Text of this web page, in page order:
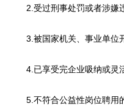
2.受过刑事处罚或者涉嫌违
3.被国家机关、事业单位开
4.已享受完企业吸纳或灵活
5.不符合公益性岗位聘用的